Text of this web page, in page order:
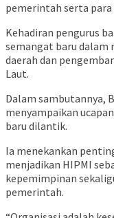
pemerintah serta para
Kehadiran pengurus
semangat baru
daerah dan
Laut.
Dalam sambutannya,
menyampaikan
baru dilantik.
Ia menekankan
menjadikan HIPMI
kepemimpinan
pemerintah.